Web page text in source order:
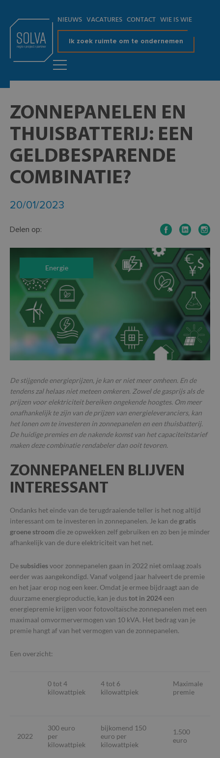
NIEUWS VACATURES CONTACT WIE IS WIE
Ik zoek ruimte om te ondernemen
ZONNEPANELEN EN
THUISBATTERIJ: EEN
GELDBESPARENDE
COMBINATIE?
20/01/2023
Delen op:
Energie
De stijgende energieprijzen, je kan er niet meer omheen. En de
tendens zal helaas niet meteen omkeren. Zowel de gasprijs als de
prijzen voor elektriciteit bereiken ongekende hoogtes. Om meer
onafhankelijk te zijn van de prijzen van energieleveranciers, kan
het lonen om te investeren in zonnepanelen en een thuisbatterij.
De huidige premies en de nakende komst van het capaciteitstarief
maken deze combinatie rendabeler dan ooit tevoren.
ZONNEPANELEN BLIJVEN
INTERESSANT
Ondanks het einde van de terugdraaiende teller is het nog altijd
interessant om te investeren in zonnepanelen. Je kan de gratis
groene stroom die ze opwekken zelf gebruiken en zo ben je minder
afhankelijk van de dure elektriciteit van het net.
De subsidiesvoor zonnepanelen gaan in 2022 niet omlaag zoals
eerder was aangekondigd. Vanaf volgend jaar halveert de premie
en het jaar erop nog een keer. Omdat je ermee bijdraagt aan de
duurzame energieproductie, kan je dus tot in 2024een
energiepremie krijgen voor fotovoltaïsche zonnepanelen met een
maximaal omvormervermogen van 10 kVA. Het bedrag van je
premie hangt af van het vermogen van de zonnepanelen.
Een overzicht:
0 tot 4
kilowattpiek
4 tot 6
kilowattpiek
Maximale
premie
2022
300 euro
per
kilowattpiek
bijkomend 150
euro per
kilowattpiek
1.500
euro